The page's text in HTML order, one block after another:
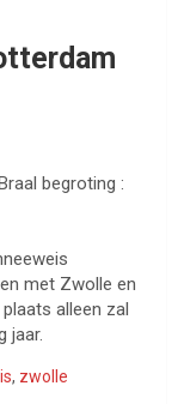
begroting :
met Zwolle en
alleen zal
jaar.
, zwolle